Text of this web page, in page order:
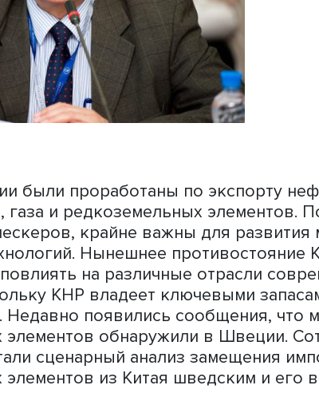
на основе реальных
культур в 2018–2022
продовольственного
зерна на 5 или 10% и
от импорта